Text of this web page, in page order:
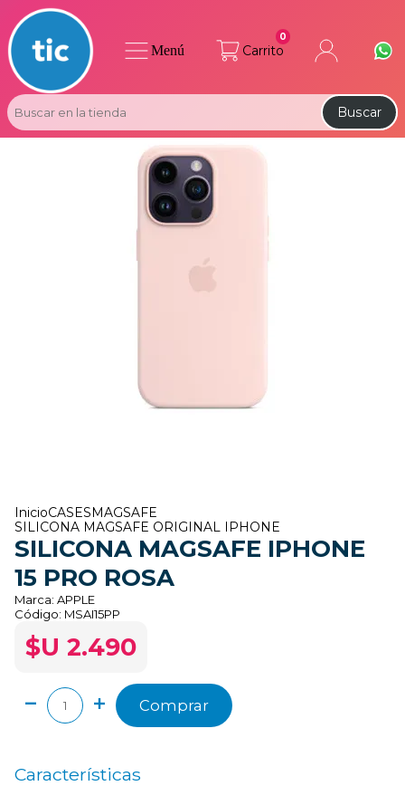
Carrito
0
Buscar
Menú
InicioCASES MAGSAFE
SILICONA MAGSAFE ORIGINAL IPHONE
SILICONA MAGSAFE IPHONE
15 PRO ROSA
Marca: APPLE
Código: MSAI15PP
$U 2.490
Comprar
Características